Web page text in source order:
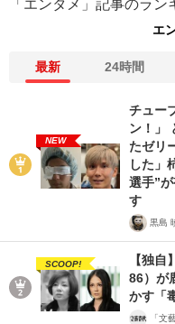
「エンタメ」記事のラン
エ
最新 24時間
NEW
チュー
ン！」
たゼリ
した」
選手”
す
黒島
SCOOP!
【独
86）が
かす「
「文